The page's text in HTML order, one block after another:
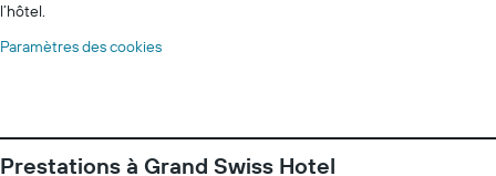
l’hôtel.
Paramètres des cookies
Prestations à Grand Swiss Hotel